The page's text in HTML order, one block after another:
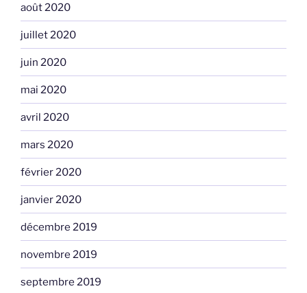
août 2020
juillet 2020
juin 2020
mai 2020
avril 2020
mars 2020
février 2020
janvier 2020
décembre 2019
novembre 2019
septembre 2019